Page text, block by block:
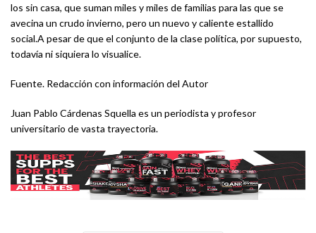
los sin casa, que suman miles y miles de familias para las que se
avecina un crudo invierno, pero un nuevo y caliente estallido
social.A pesar de que el conjunto de la clase política, por supuesto,
todavía ni siquiera lo visualice.
Fuente. Redacción con información del Autor
Juan Pablo Cárdenas Squella es un periodista y profesor
universitario de vasta trayectoria.